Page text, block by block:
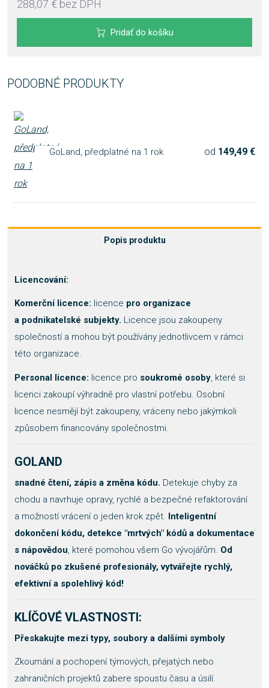
288,07 € bez DPH
Pridať do košíku
PODOBNÉ PRODUKTY
GoLand, předplatné na 1 rok od 149,49 €
Popis produktu
Licencování:
Komerční licence: licence pro organizace
a podnikatelské subjekty. Licence jsou zakoupeny
společností a mohou být používány jednotlivcem v rámci
této organizace.
Personal licence: licence pro soukromé osoby , které si
licenci zakoupí výhradně pro vlastní potřebu. Osobní
licence nesmějí být zakoupeny, vráceny nebo jakýmkoli
způsobem financovány společnostmi.
GOLAND
snadné čtení, zápis a změna kódu. Detekuje chyby za
chodu a navrhuje opravy, rychlé a bezpečné refaktorování
a možností vrácení o jeden krok zpět. Inteligentní
dokončení kódu, detekce "mrtvých" kódů a dokumentace
s nápovědou , které pomohou všem Go vývojářům. Od
nováčků po zkušené profesionály, vytvářejte rychlý,
efektivní a spolehlivý kód!
KLÍČOVÉ VLASTNOSTI:
Přeskakujte mezi typy, soubory a dalšími symboly
Zkoumání a pochopení týmových, přejatých nebo
zahraničních projektů zabere spoustu času a úsilí.